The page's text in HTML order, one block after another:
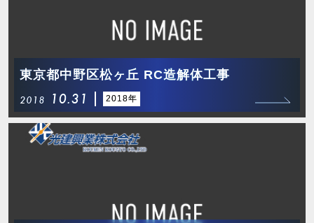
東京都中野区松ヶ丘 RC造解体工事
2018 10.31 2018年